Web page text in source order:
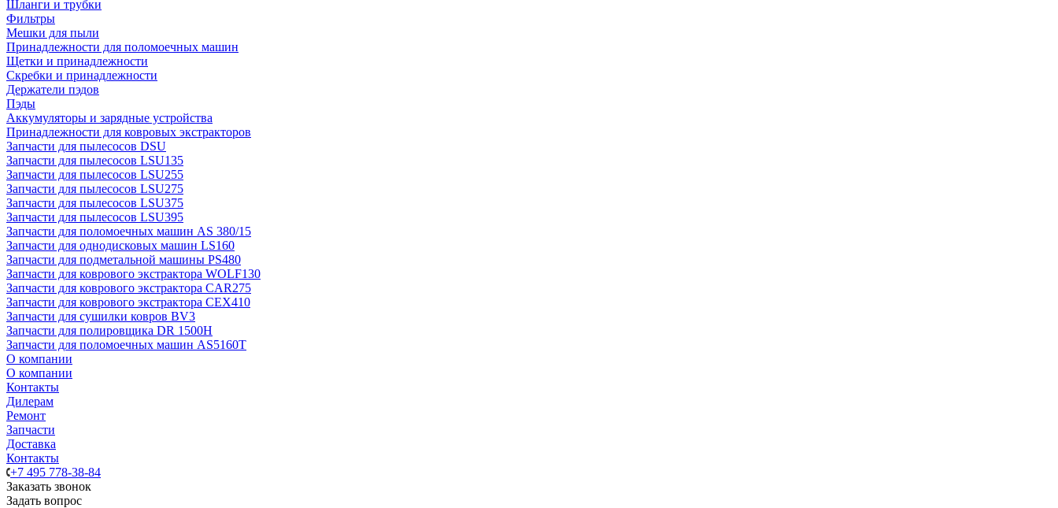
Шланги и трубки
Фильтры
Мешки для пыли
Принадлежности для поломоечных машин
Щетки и принадлежности
Скребки и принадлежности
Держатели пэдов
Пэды
Аккумуляторы и зарядные устройства
Принадлежности для ковровых экстракторов
Запчасти для пылесосов DSU
Запчасти для пылесосов LSU135
Запчасти для пылесосов LSU255
Запчасти для пылесосов LSU275
Запчасти для пылесосов LSU375
Запчасти для пылесосов LSU395
Запчасти для поломоечных машин AS 380/15
Запчасти для однодисковых машин LS160
Запчасти для подметальной машины PS480
Запчасти для коврового экстрактора WOLF130
Запчасти для коврового экстрактора CAR275
Запчасти для коврового экстрактора CEX410
Запчасти для сушилки ковров BV3
Запчасти для полировщика DR 1500H
Запчасти для поломоечных машин AS5160T
О компании
О компании
Контакты
Дилерам
Ремонт
Запчасти
Доставка
Контакты
+7 495 778-38-84
Заказать звонок
Задать вопрос